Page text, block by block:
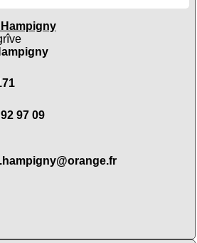
Hampigny
97 09